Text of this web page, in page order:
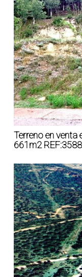
Terreno en venta
661m2